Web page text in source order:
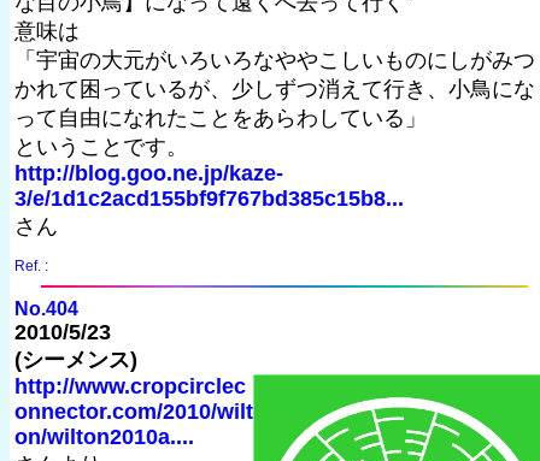
意味は
「宇宙の大元がいろいろなややこしいものにしがみつ
かれて困っているが、少しずつ消えて行き、小鳥にな
って自由になれたことをあらわしている」
ということです。
http://blog.goo.ne.jp/kaze-
3/e/1d1c2acd155bf9f767bd385c15b8...
さん
Ref. :
No.404
2010/5/23
(シーメンス)
http://www.cropcirclec
onnector.com/2010/wilt
on/wilton2010a....